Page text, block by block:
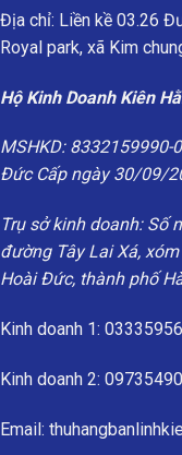
Địa chỉ: Liền kề 03.26
Royal park, xã Kim
Hộ Kinh Doanh Kiên
MSHKD: 8332159990-
Đức Cấp ngày 30/09/
Trụ sở kinh doanh: Số
đường Tây Lai Xá,
Hoài Đức, thành phố
Kinh doanh 1:
Kinh doanh 2:
Email: